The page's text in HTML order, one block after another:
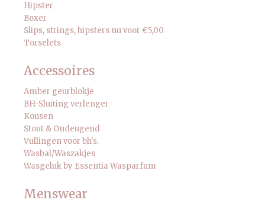
Hipster
Boxer
Slips, strings, hipsters nu voor €5,00
Torselets
Accessoires
Amber geurblokje
BH-Sluiting verlenger
Kousen
Stout & Ondeugend
Vullingen voor bh's.
Wasbal/Waszakjes
Wasgeluk by Essentia Wasparfum
Menswear